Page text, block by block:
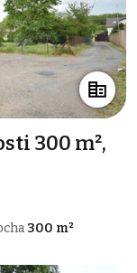
300 m²,
300 m²